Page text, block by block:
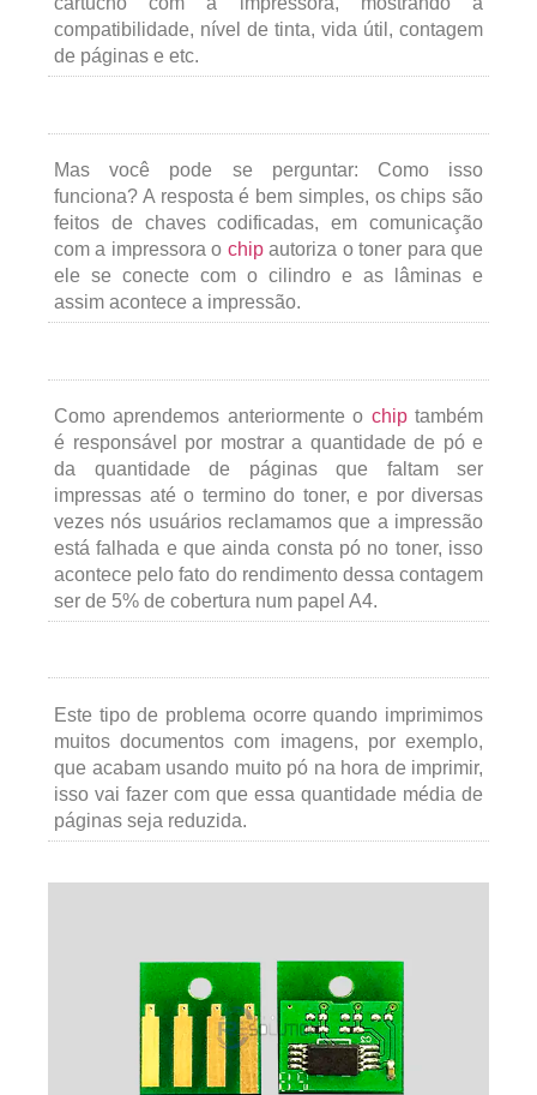
compatibilidade, nível de tinta, vida útil, contagem
de páginas e etc.
Mas você pode se perguntar: Como isso
funciona? A resposta é bem simples, os chips são
feitos de chaves codificadas, em comunicação
com a impressora o chipautoriza o toner para que
ele se conecte com o cilindro e as lâminas e
assim acontece a impressão.
Como aprendemos anteriormente o chiptambém
é responsável por mostrar a quantidade de pó e
da quantidade de páginas que faltam ser
impressas até o termino do toner, e por diversas
vezes nós usuários reclamamos que a impressão
está falhada e que ainda consta pó no toner, isso
acontece pelo fato do rendimento dessa contagem
ser de 5% de cobertura num papel A4.
Este tipo de problema ocorre quando imprimimos
muitos documentos com imagens, por exemplo,
que acabam usando muito pó na hora de imprimir,
isso vai fazer com que essa quantidade média de
páginas seja reduzida.